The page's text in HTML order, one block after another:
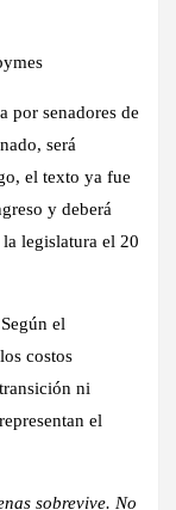
por senadores de
será
el texto ya fue
y deberá
legislatura el 20
el
costos
ni
el
sobrevive. No